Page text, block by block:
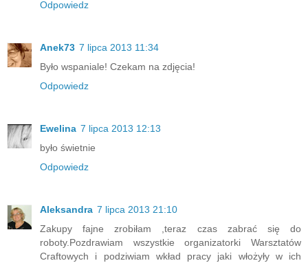
Odpowiedz
Anek73 7 lipca 2013 11:34
Było wspaniale! Czekam na zdjęcia!
Odpowiedz
Ewelina 7 lipca 2013 12:13
było świetnie
Odpowiedz
Aleksandra 7 lipca 2013 21:10
Zakupy fajne zrobiłam ,teraz czas zabrać się do
roboty.Pozdrawiam wszystkie organizatorki Warsztatów
Craftowych i podziwiam wkład pracy jaki włożyły w ich